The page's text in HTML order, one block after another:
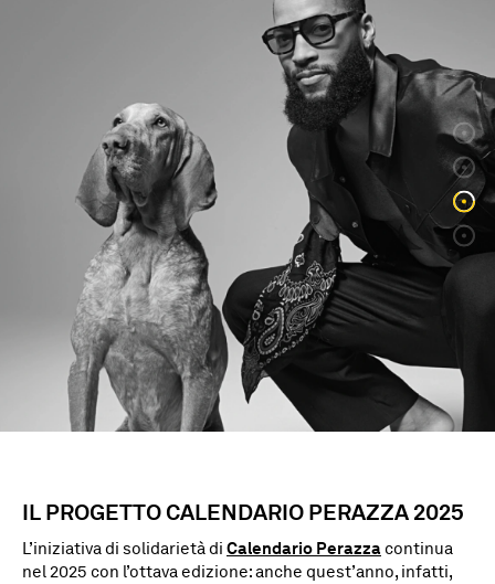
IL PROGETTO CALENDARIO PERAZZA 2025
L’iniziativa di solidarietà di Calendario Perazza continua
nel 2025 con l’ottava edizione: anche quest’anno, infatti,